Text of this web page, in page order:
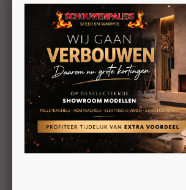
SCHOUWENPALEIS
Koele Mei 22
4816JD Breda
Tel: 076 - 541 29 55
info@schouwenpaleis.nl
ROUTEPLANNER